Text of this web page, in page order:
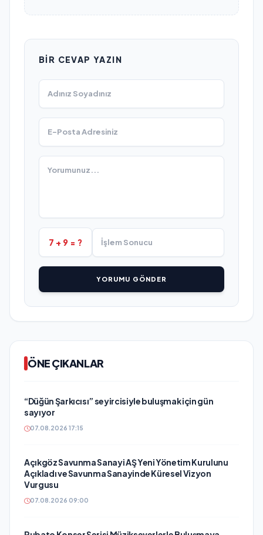
BIR CEVAP YAZIN
7 + 9 = ?
YORUMU GÖNDER
ÖNE ÇIKANLAR
“Düğün Şarkıcısı” seyircisiyle buluşmak için gün
sayıyor
07.08.2026 17:15
Açıkgöz Savunma Sanayi AŞ Yeni Yönetim Kurulunu
Açıkladı ve Savunma Sanayinde Küresel Vizyon
Vurgusu
07.08.2026 09:00